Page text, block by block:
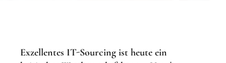
Exzellentes IT-Sourcing ist heute ein